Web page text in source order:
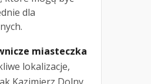
dla
miasteczka
lokalizacje,